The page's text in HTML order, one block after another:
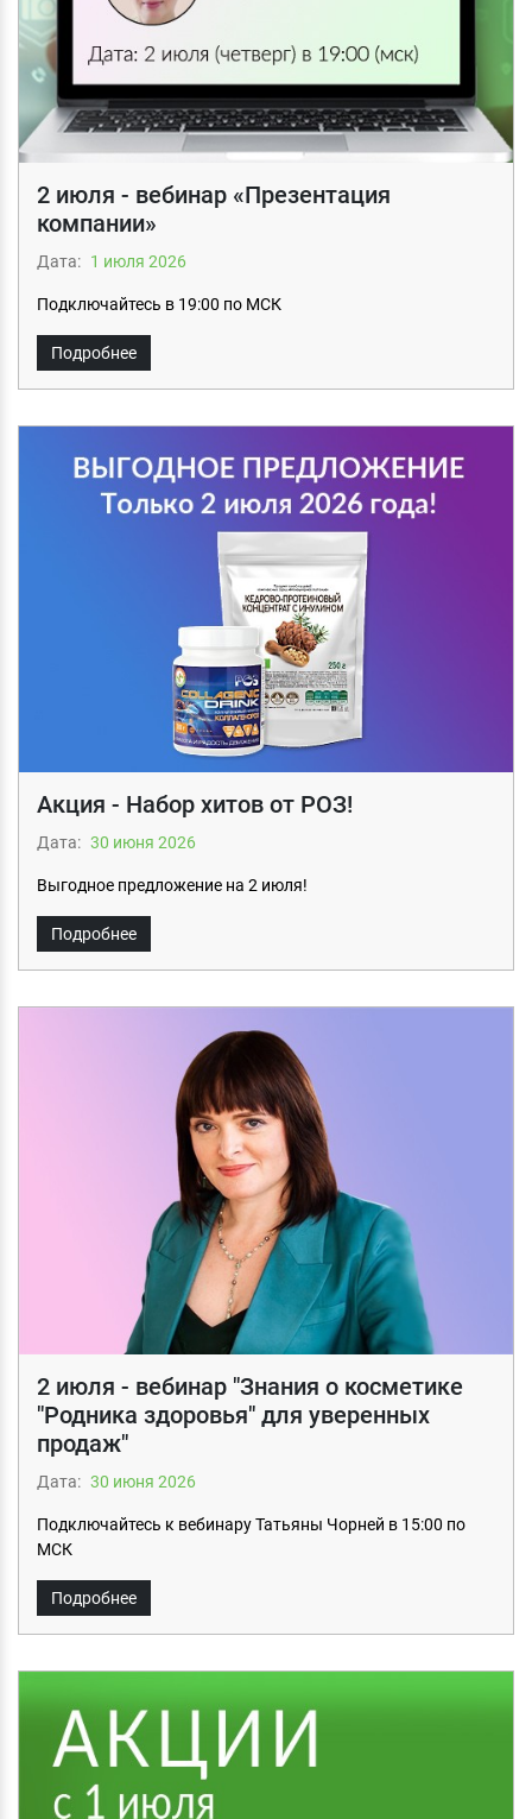
2 июля - вебинар «Презентация
компании»
Дата: 1 июля 2026
Подключайтесь в 19:00 по МСК
Подробнее
Акция - Набор хитов от РОЗ!
Дата: 30 июня 2026
Выгодное предложение на 2 июля!
Подробнее
2 июля - вебинар "Знания о косметике
"Родника здоровья" для уверенных
продаж"
Дата: 30 июня 2026
Подключайтесь к вебинару Татьяны Чорней в 15:00 по
МСК
Подробнее